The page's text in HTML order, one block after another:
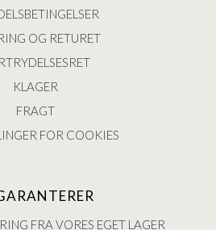
OG RETURET
KLAGER
FRAGT
FOR COOKIES
FRA VORES EGET LAGER